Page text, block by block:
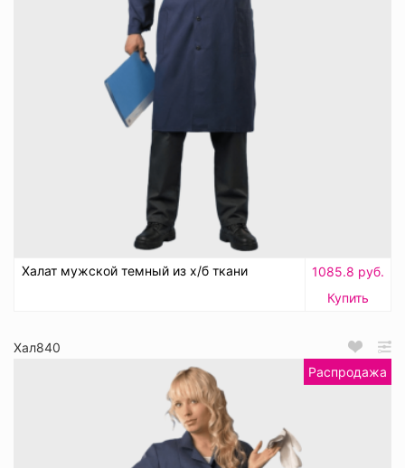
Халат мужской темный из х/б ткани
1085.8 руб.
Купить
Хал840
Распродажа